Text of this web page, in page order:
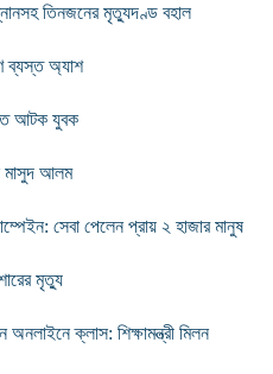
তিনজনের মৃত্যুদণ্ড বহাল
ব্যস্ত অ্যাশ
আটক যুবক
মাসুদ আলম
সেবা পেলেন প্রায় ২ হাজার মানুষ
মৃত্যু
অনলাইনে ক্লাস: শিক্ষামন্ত্রী মিলন